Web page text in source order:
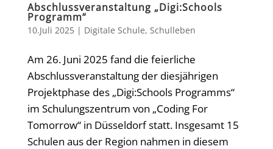
Abschlussveranstaltung „Digi:Schools
Programm“
10.Juli 2025| Digitale Schule, Schulleben
Am 26. Juni 2025 fand die feierliche
Abschlussveranstaltung der diesjährigen
Projektphase des „Digi:Schools Programms“
im Schulungszentrum von „Coding For
Tomorrow“ in Düsseldorf statt. Insgesamt 15
Schulen aus der Region nahmen in diesem